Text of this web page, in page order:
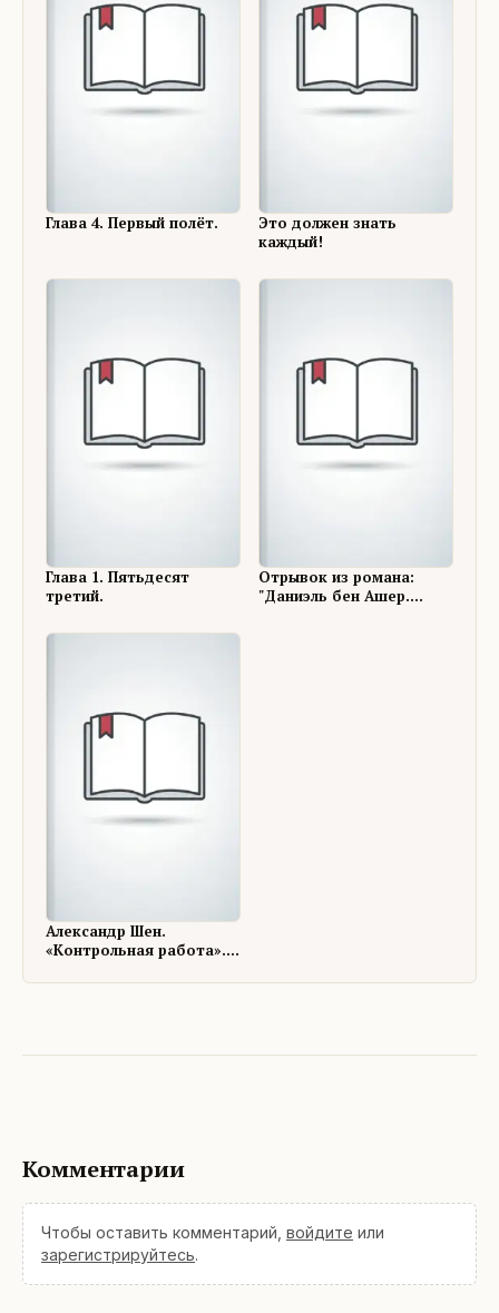
Глава 4. Первый полёт.
Это должен знать
каждый!
Глава 1. Пятьдесят
третий.
Отрывок из романа:
"Даниэль бен Ашер.
Александр Шен.
«Контрольная работа».
Комментарии
Чтобы оставить комментарий, войдите или
зарегистрируйтесь.